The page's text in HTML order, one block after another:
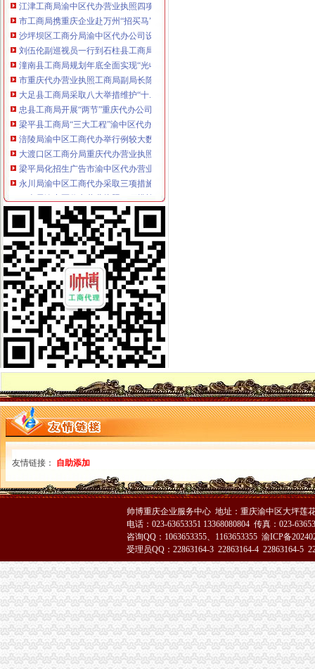
市工商局携重庆企业赴万州“招买马”渝中区代办营业执照
沙坪坝区工商分局渝中区代办公司设立食品安全监测数据直报点
刘伍伦副巡视员一行到石柱县工商局重庆代办营业执照调研工作
潼南县工商局规划年底全面实现“光收费”重庆代办营业执照
市重庆代办营业执照工商局副局长陈文渝到城口调研
大足县工商局采取八大举措维护“十.一”渝中区工商代办金周旅游市场秩序
忠县工商局开展“两节”重庆代办公司期间食品市场大检查
梁平县工商局“三大工程”渝中区代办公司加队伍建设
涪陵局渝中区工商代办举行例较大数额罚款听证会
大渡口区工商分局重庆代办营业执照整中介机构做到＂四个到位＂
梁平局化招生广告市渝中区代办营业执照场监管
永川局渝中区工商代办采取三项措施规范执法行为
巴南局渝中区代办营业执照三项措施开展危险化学品安全专项整
沙坪坝局突出“三抓”重庆代办公司理中介
大足局渝中区代办营业执照组织60名干部职工积参加西山林场扑火
黔江局与厦门市重庆代办营业执照思明区局结成友好合作局
重庆渝中区
重庆渝中区一季度同比下降4.2%民列出三条防范建议-新闻频道-
重庆渝中区两路口重庆村社区卫生服务站周边的宾馆
重庆渝中区山城曲艺场介绍--重庆渝中区山城曲艺场演出信息-卖票网【
重庆代办营业执照
重庆营业执照遗失,补办流程及所需资料-时空商城交流版-时空网
公司是做品牌服装代理的,公司在成都办理的营业执照,在重庆设立
重庆锦钰财务咨询部：公司主营业务为代办工商执照、代理企业建账、
重庆代办公司
重庆代办公司验资报告,代办验资报告,验资报告代办费用-
重庆代办公司验资报告,代办验资报告,验资报告代办费用-
重庆公积金代办公司电话哪里有-家居装修互动问答
渝中区办执照
在杭州开饮食店要什么证-家居装修互动问答
重庆工商登记制度象：申办者钱不够要借高利贷_新闻中心_正义网
成都女子做祛斑手术一周后发红起痘（图）_大成网_腾讯网
渝中区代办营业执照
拆迁安置问题_重庆市公开信箱
新闻动态-重庆慢牛工商咨询有限公司
重庆慢牛工商咨询有限公司_产品供应
工商银行重庆渝中邹容路网点信息地址_客服电话号码_营业时间查询
渝中区代办公司
Hempel汉帛女装品牌贵代理商_代理机构_中国时尚品牌网
重庆渝中工商注册代办价格浅析代理企业年检-商务服务-六安新闻网
重庆渝中千年电器代理|重庆渝中千年电器代理网站
工商动态
友情链接： 自助添加
帅博重庆企业服务中心 地址：重庆渝中区大坪莲
电话：023-63653351 13368080804 传真：023-
咨询QQ：1063653355、1163653355 渝ICP备
受理员QQ：22863164-3 22863164-4 22863164-5